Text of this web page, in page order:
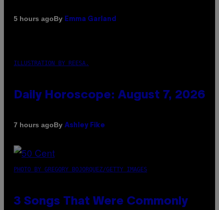
5 hours agoBy Emma Garland
ILLUSTRATION BY REESA.
Daily Horoscope: August 7, 2026
7 hours agoBy Ashley Fike
PHOTO BY GREGORY BOJORQUEZ/GETTY IMAGES
3 Songs That Were Commonly